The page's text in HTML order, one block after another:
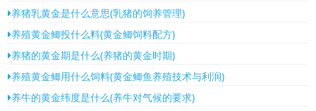
养猪乳黄金是什么意思(乳猪的饲养管理)
养殖黄金鲫投什么料(黄金鲫饲料配方)
养猪的黄金期是什么(养猪的黄金时期)
养殖黄金鲫用什么饲料(黄金鲫鱼养殖技术与利润)
养牛的黄金纬度是什么(养牛对气候的要求)